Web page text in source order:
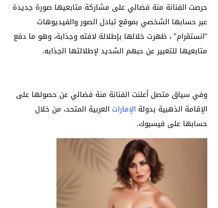
حرصت الفنانة منة فضالي على مشاركة متابعيها صورة جديدة
عبر حسابها الشخصي بموقع تبادل الصور والفيديوهات
“انستقرام” ، ظهرت خلالها بإطلالة لافته وجذابة، وهو ما دفع
متابعيها للتعبير عن حبهم الشديد لإطلالتها الجذابه.
وفي سياق متصل أعلنت الفنانة منة فضالي عن حصولها على
الإقامة الذهبية بدولة الإمارات العربية المتحد، من خلال
حسابها على فيسبوك.